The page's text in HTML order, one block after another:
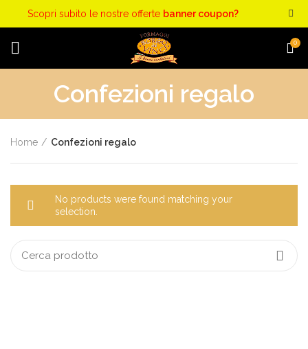
0
Confezioni regalo
Home Confezioni regalo
No products were found matching your
selection.
Scopri subito le nostre offerte banner coupon?